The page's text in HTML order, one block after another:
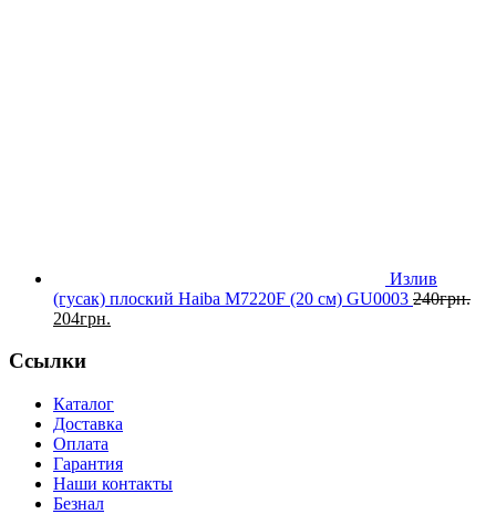
Излив
(гусак) плоский Haiba M7220F (20 см) GU0003 240грн.
204грн.
Ссылки
Каталог
Доставка
Оплата
Гарантия
Наши контакты
Безнал